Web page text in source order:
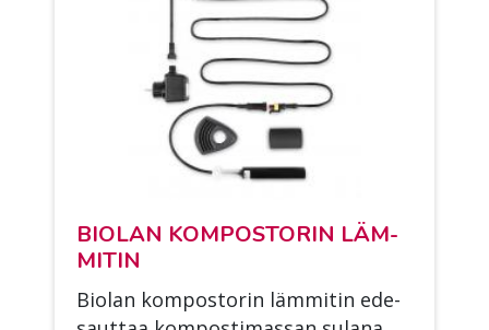
BIO­LAN KOM­POS­TO­RIN LÄM­
MI­TIN
Bio­lan kom­pos­to­rin läm­mi­tin ede­